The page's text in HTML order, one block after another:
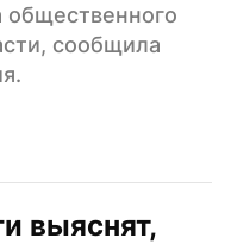
общественного
сообщила
выяснят,